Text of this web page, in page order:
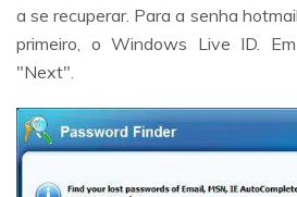
a se recuperar. Para a senha
primeiro, o Windows Live ID.
"Next".